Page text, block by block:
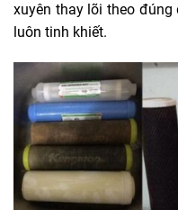
xuyên thay lõi theo
luôn tinh khiết.